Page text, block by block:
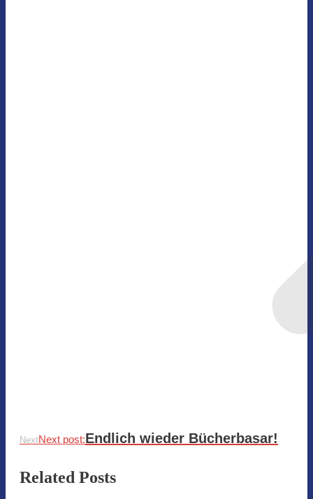
NextNext post:Endlich wieder Bücherbasar!
Related Posts